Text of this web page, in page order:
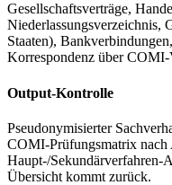
Gesellschaftsverträge,
Niederlassungsverzeichnis,
Staaten),
Korrespondenz über COMI-
Output-Kontrolle
Pseudonymisierter
COMI-Prüfungsmatrix
Haupt-/Sekundärverfahren-
Übersicht kommt zurück.